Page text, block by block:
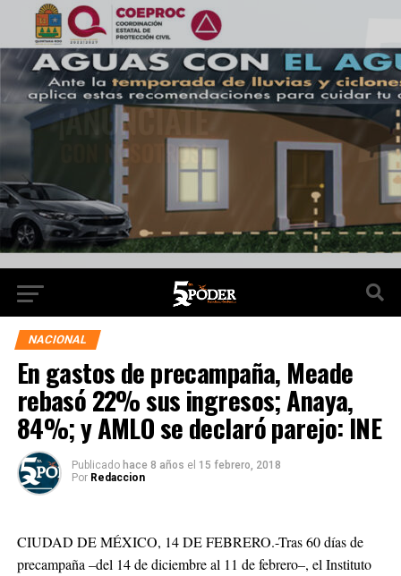
NACIONAL
En gastos de precampaña, Meade
rebasó 22% sus ingresos; Anaya,
84%; y AMLO se declaró parejo: INE
Publicado hace 8 años el 15 febrero, 2018
Por Redaccion
CIUDAD DE MÉXICO, 14 DE FEBRERO.-Tras 60 días de
precampaña –del 14 de diciembre al 11 de febrero–, el Instituto